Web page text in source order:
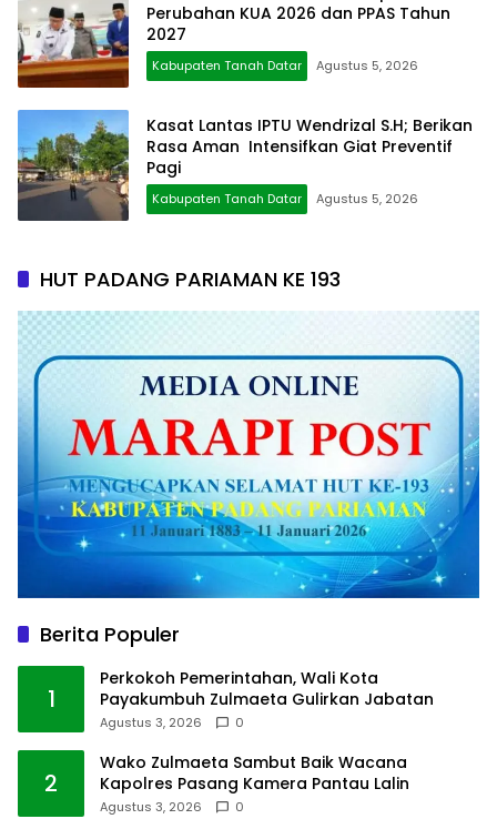
Perubahan KUA 2026 dan PPAS Tahun
2027
Kabupaten Tanah Datar Agustus 5, 2026
Kasat Lantas IPTU Wendrizal S.H; Berikan
Rasa Aman Intensifkan Giat Preventif
Pagi
Kabupaten Tanah Datar Agustus 5, 2026
HUT PADANG PARIAMAN KE 193
Berita Populer
1
Perkokoh Pemerintahan, Wali Kota
Payakumbuh Zulmaeta Gulirkan Jabatan
Agustus 3, 2026 0
2
Wako Zulmaeta Sambut Baik Wacana
Kapolres Pasang Kamera Pantau Lalin
Agustus 3, 2026 0